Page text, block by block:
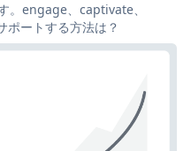
。engage、captivate、
ートする方法は？